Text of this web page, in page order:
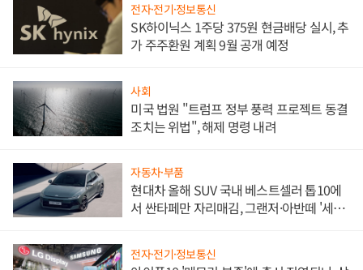
전자·전기·정보통신
SK하이닉스 1주당 375원 현금배당 실시, 추
가 주주환원 계획 9월 공개 예정
사회
미국 법원 "트럼프 정부 풍력 프로젝트 동결
조치는 위법", 해제 명령 내려
자동차·부품
현대차 올해 SUV 국내 베스트셀러 톱10에
서 싼타페만 자리매김, 그랜저·아반떼 '세단
전자·전기·정보통신